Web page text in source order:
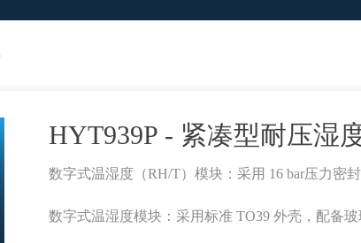
HYT939P - 紧凑型耐压湿
数字式温湿度（RH/T）模块：采用 16 bar压力密
数字式温湿度模块：采用标准 TO39 外壳，配备